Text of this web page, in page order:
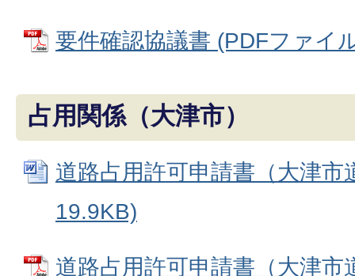
要件確認協議書 (PDFファイ
占用関係（大津市）
道路占用許可申請書（大津
19.9KB)
道路占用許可申請書（大津